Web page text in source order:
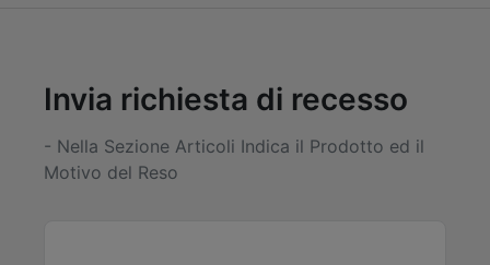
Invia richiesta di recesso
- Nella Sezione Articoli Indica il Prodotto ed il
Motivo del Reso